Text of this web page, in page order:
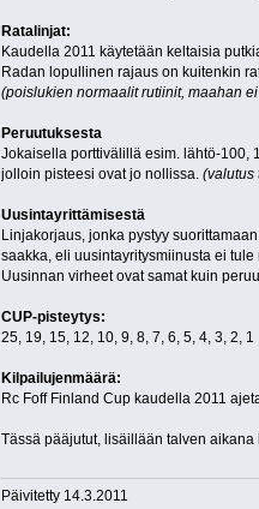
Ratalinjat:
Kaudella 2011 käytetään keltaisia
Radan lopullinen rajaus on kuitenkin
(poislukien normaalit rutiinit, maahan
Peruutuksesta
Jokaisella porttivälillä esim. lähtö-100,
jolloin pisteesi ovat jo nollissa. (valutus
Uusintayrittämisestä
Linjakorjaus, jonka pystyy
saakka, eli uusintayritysmiinusta ei
Uusinnan virheet ovat samat kuin
CUP-pisteytys:
25, 19, 15, 12, 10, 9, 8, 7, 6, 5, 4, 3, 2, 1
Kilpailujenmäärä:
Rc Foff Finland Cup kaudella 2011
Tässä pääjutut, lisäillään talven
Päivitetty 14.3.2011